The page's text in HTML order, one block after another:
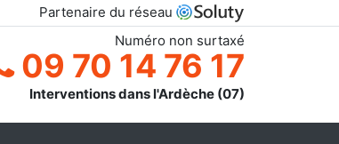
Partenaire du réseau
Numéro non surtaxé
09 70 14 76 17
Interventions dans l'Ardèche (07)